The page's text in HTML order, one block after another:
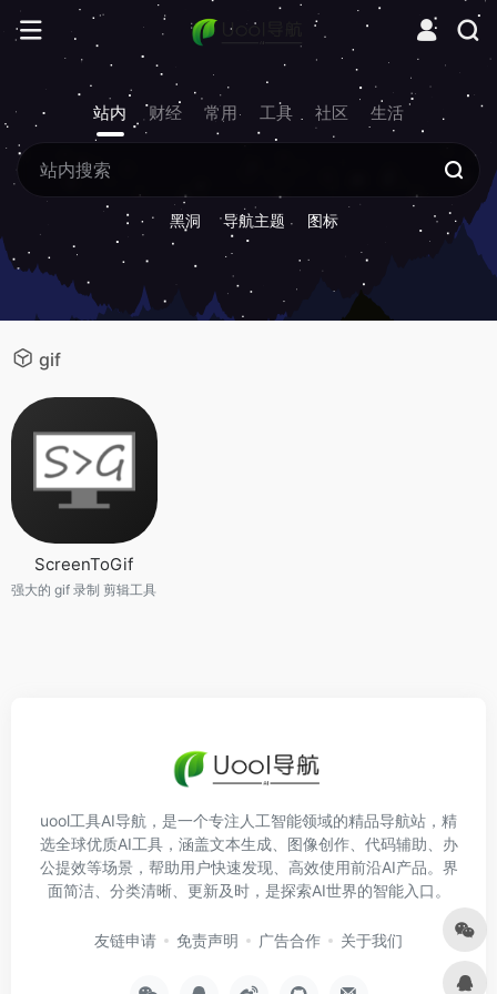
站内 财经 常用 工具 社区 生活
黑洞 导航主题 图标
gif
ScreenToGif
强大的 gif 录制 剪辑工具
uool工具AI导航，是一个专注人工智能领域的精品导航站，精
选全球优质AI工具，涵盖文本生成、图像创作、代码辅助、办
公提效等场景，帮助用户快速发现、高效使用前沿AI产品。界
面简洁、分类清晰、更新及时，是探索AI世界的智能入口。
友链申请 免责声明 广告合作 关于我们